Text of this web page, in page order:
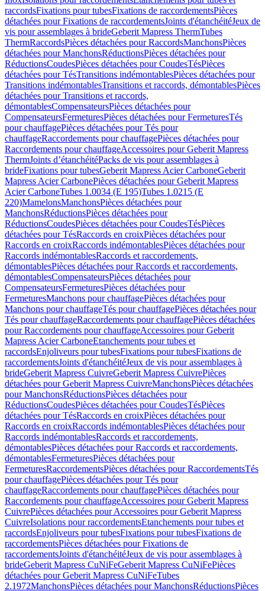
raccordsFixations pour tubesFixations de raccordementsPièces
détachées pour Fixations de raccordementsJoints d'étanchéitéJeux de
vis pour assemblages à brideGeberit Mapress ThermTubes
ThermRaccordsPièces détachées pour RaccordsManchonsPièces
détachées pour ManchonsRéductionsPièces détachées pour
RéductionsCoudesPièces détachées pour CoudesTésPièces
détachées pour TésTransitions indémontablesPièces détachées pour
Transitions indémontablesTransitions et raccords, démontablesPièces
détachées pour Transitions et raccords,
démontablesCompensateursPièces détachées pour
CompensateursFermeturesPièces détachées pour FermeturesTés
pour chauffagePièces détachées pour Tés pour
chauffageRaccordements pour chauffagePièces détachées pour
Raccordements pour chauffageAccessoires pour Geberit Mapress
ThermJoints d’étanchéitéPacks de vis pour assemblages à
brideFixations pour tubesGeberit Mapress Acier CarboneGeberit
Mapress Acier CarbonePièces détachées pour Geberit Mapress
Acier CarboneTubes 1.0034 (E 195)Tubes 1.0215 (E
220)MamelonsManchonsPièces détachées pour
ManchonsRéductionsPièces détachées pour
RéductionsCoudesPièces détachées pour CoudesTésPièces
détachées pour TésRaccords en croixPièces détachées pour
Raccords en croixRaccords indémontablesPièces détachées pour
Raccords indémontablesRaccords et raccordements,
démontablesPièces détachées pour Raccords et raccordements,
démontablesCompensateursPièces détachées pour
CompensateursFermeturesPièces détachées pour
FermeturesManchons pour chauffagePièces détachées pour
Manchons pour chauffageTés pour chauffagePièces détachées pour
Tés pour chauffageRaccordements pour chauffagePièces détachées
pour Raccordements pour chauffageAccessoires pour Geberit
Mapress Acier CarboneEtanchements pour tubes et
raccordsEnjoliveurs pour tubesFixations pour tubesFixations de
raccordementsJoints d'étanchéitéJeux de vis pour assemblages à
brideGeberit Mapress CuivreGeberit Mapress CuivrePièces
détachées pour Geberit Mapress CuivreManchonsPièces détachées
pour ManchonsRéductionsPièces détachées pour
RéductionsCoudesPièces détachées pour CoudesTésPièces
détachées pour TésRaccords en croixPièces détachées pour
Raccords en croixRaccords indémontablesPièces détachées pour
Raccords indémontablesRaccords et raccordements,
démontablesPièces détachées pour Raccords et raccordements,
démontablesFermeturesPièces détachées pour
FermeturesRaccordementsPièces détachées pour RaccordementsTés
pour chauffagePièces détachées pour Tés pour
chauffageRaccordements pour chauffagePièces détachées pour
Raccordements pour chauffageAccessoires pour Geberit Mapress
CuivrePièces détachées pour Accessoires pour Geberit Mapress
CuivreIsolations pour raccordementsEtanchements pour tubes et
raccordsEnjoliveurs pour tubesFixations pour tubesFixations de
raccordementsPièces détachées pour Fixations de
raccordementsJoints d'étanchéitéJeux de vis pour assemblages à
brideGeberit Mapress CuNiFeGeberit Mapress CuNiFePièces
détachées pour Geberit Mapress CuNiFeTubes
2.1972ManchonsPièces détachées pour ManchonsRéductionsPièces